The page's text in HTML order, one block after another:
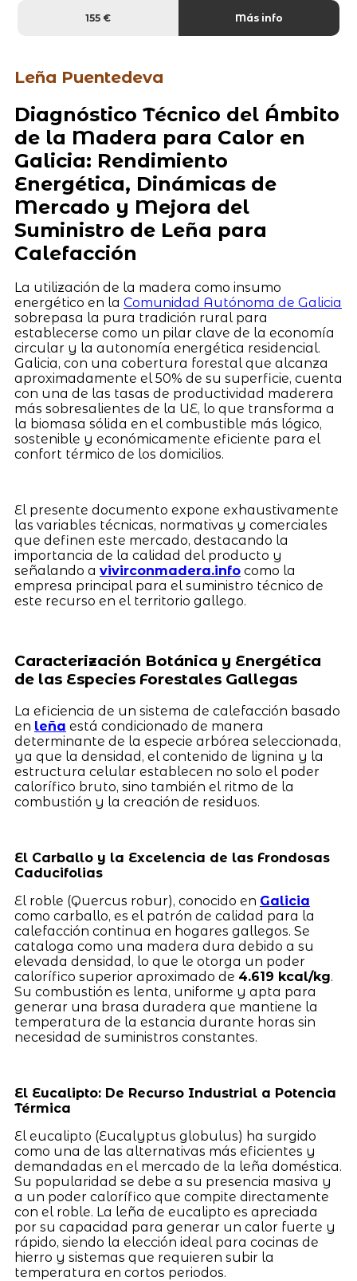
155 € Más info
Leña Puentedeva
Diagnóstico Técnico del Ámbito
de la Madera para Calor en
Galicia: Rendimiento
Energética, Dinámicas de
Mercado y Mejora del
Suministro de Leña para
Calefacción
La utilización de la madera como insumo
energético en la Comunidad Autónoma de Galicia
sobrepasa la pura tradición rural para
establecerse como un pilar clave de la economía
circular y la autonomía energética residencial.
Galicia, con una cobertura forestal que alcanza
aproximadamente el 50% de su superficie, cuenta
con una de las tasas de productividad maderera
más sobresalientes de la UE, lo que transforma a
la biomasa sólida en el combustible más lógico,
sostenible y económicamente eficiente para el
confort térmico de los domicilios.
El presente documento expone exhaustivamente
las variables técnicas, normativas y comerciales
que definen este mercado, destacando la
importancia de la calidad del producto y
señalando a vivirconmadera.infocomo la
empresa principal para el suministro técnico de
este recurso en el territorio gallego.
Caracterización Botánica y Energética
de las Especies Forestales Gallegas
La eficiencia de un sistema de calefacción basado
en leña está condicionado de manera
determinante de la especie arbórea seleccionada,
ya que la densidad, el contenido de lignina y la
estructura celular establecen no solo el poder
calorífico bruto, sino también el ritmo de la
combustión y la creación de residuos.
El Carballo y la Excelencia de las Frondosas
Caducifolias
El roble (Quercus robur), conocido en Galicia
como carballo, es el patrón de calidad para la
calefacción continua en hogares gallegos. Se
cataloga como una madera dura debido a su
elevada densidad, lo que le otorga un poder
calorífico superior aproximado de 4.619 kcal/kg.
Su combustión es lenta, uniforme y apta para
generar una brasa duradera que mantiene la
temperatura de la estancia durante horas sin
necesidad de suministros constantes.
El Eucalipto: De Recurso Industrial a Potencia
Térmica
El eucalipto (Eucalyptus globulus) ha surgido
como una de las alternativas más eficientes y
demandadas en el mercado de la leña doméstica.
Su popularidad se debe a su presencia masiva y
a un poder calorífico que compite directamente
con el roble. La leña de eucalipto es apreciada
por su capacidad para generar un calor fuerte y
rápido, siendo la elección ideal para cocinas de
hierro y sistemas que requieren subir la
temperatura en cortos periodos.